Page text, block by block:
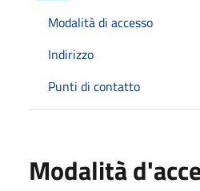
Modalità di accesso
Indirizzo
Punti di contatto
Modalità